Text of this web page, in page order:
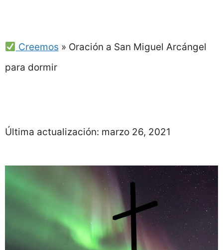
Creemos » Oración a San Miguel Arcángel
para dormir
Última actualización: marzo 26, 2021